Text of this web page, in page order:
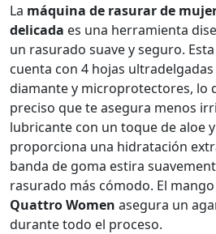
La máquina de rasurar de
delicada es una herramienta
un rasurado suave y seguro. Esta
cuenta con 4 hojas
diamante y microprotectores, lo
preciso que te asegura menos
lubricante con un toque de aloe
proporciona una hidratación
banda de goma estira
rasurado más cómodo. El
Quattro Women asegura un
durante todo el proceso.